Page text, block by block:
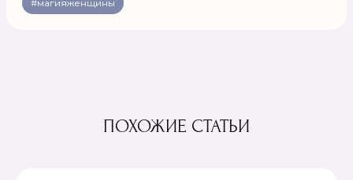
#магияженщины
ПОХОЖИЕ СТАТЬИ